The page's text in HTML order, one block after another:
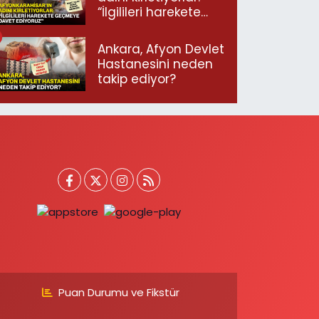
“İlgilileri harekete
ediyoruz”
Ankara, Afyon Devlet
Hastanesini neden
takip ediyor?
Puan Durumu ve Fikstür